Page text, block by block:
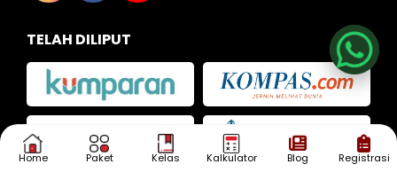
Home Paket Kelas Kalkulator Blog Registrasi
Kak Iva
TELAH DILIPUT